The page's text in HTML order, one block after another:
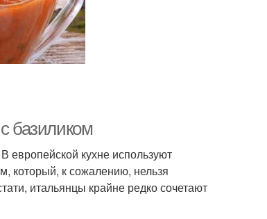
базиликом
европейской кухне используют
который, к сожалению, нельзя
итальянцы крайне редко сочетают